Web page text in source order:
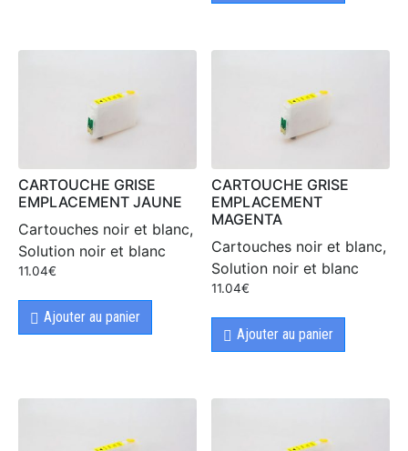
CARTOUCHE GRISE
EMPLACEMENT JAUNE
Cartouches noir et blanc,
Solution noir et blanc
11.04€
Ajouter au panier
CARTOUCHE GRISE
EMPLACEMENT
MAGENTA
Cartouches noir et blanc,
Solution noir et blanc
11.04€
Ajouter au panier